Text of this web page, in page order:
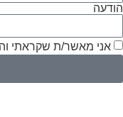
הודעה
אני מאשר/ת שקראתי